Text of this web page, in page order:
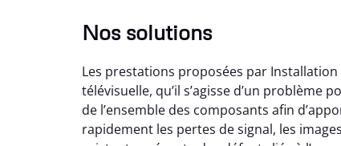
Nos solutions
Les prestations proposées par Installation
télévisuelle, qu’il s’agisse d’un
de l’ensemble des composants afin
rapidement les pertes de signal, les